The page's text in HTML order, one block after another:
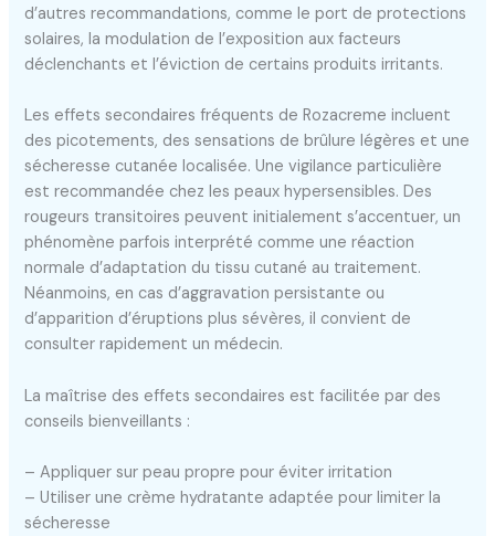
d’autres recommandations, comme le port de protections
solaires, la modulation de l’exposition aux facteurs
déclenchants et l’éviction de certains produits irritants.
Les effets secondaires fréquents de Rozacreme incluent
des picotements, des sensations de brûlure légères et une
sécheresse cutanée localisée. Une vigilance particulière
est recommandée chez les peaux hypersensibles. Des
rougeurs transitoires peuvent initialement s’accentuer, un
phénomène parfois interprété comme une réaction
normale d’adaptation du tissu cutané au traitement.
Néanmoins, en cas d’aggravation persistante ou
d’apparition d’éruptions plus sévères, il convient de
consulter rapidement un médecin.
La maîtrise des effets secondaires est facilitée par des
conseils bienveillants :
– Appliquer sur peau propre pour éviter irritation
– Utiliser une crème hydratante adaptée pour limiter la
sécheresse